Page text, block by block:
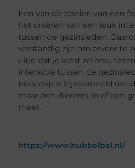
Een van de doelen van een
het creëren van een leuk
tussen de gezinsleden.
verstandig zijn om ervoor te
uitje dat je kiest zal
interactie tussen de
bioscoop is bijvoorbeeld
maar een dierentuin of een
meer.
https://www.bubbelbal.nl/